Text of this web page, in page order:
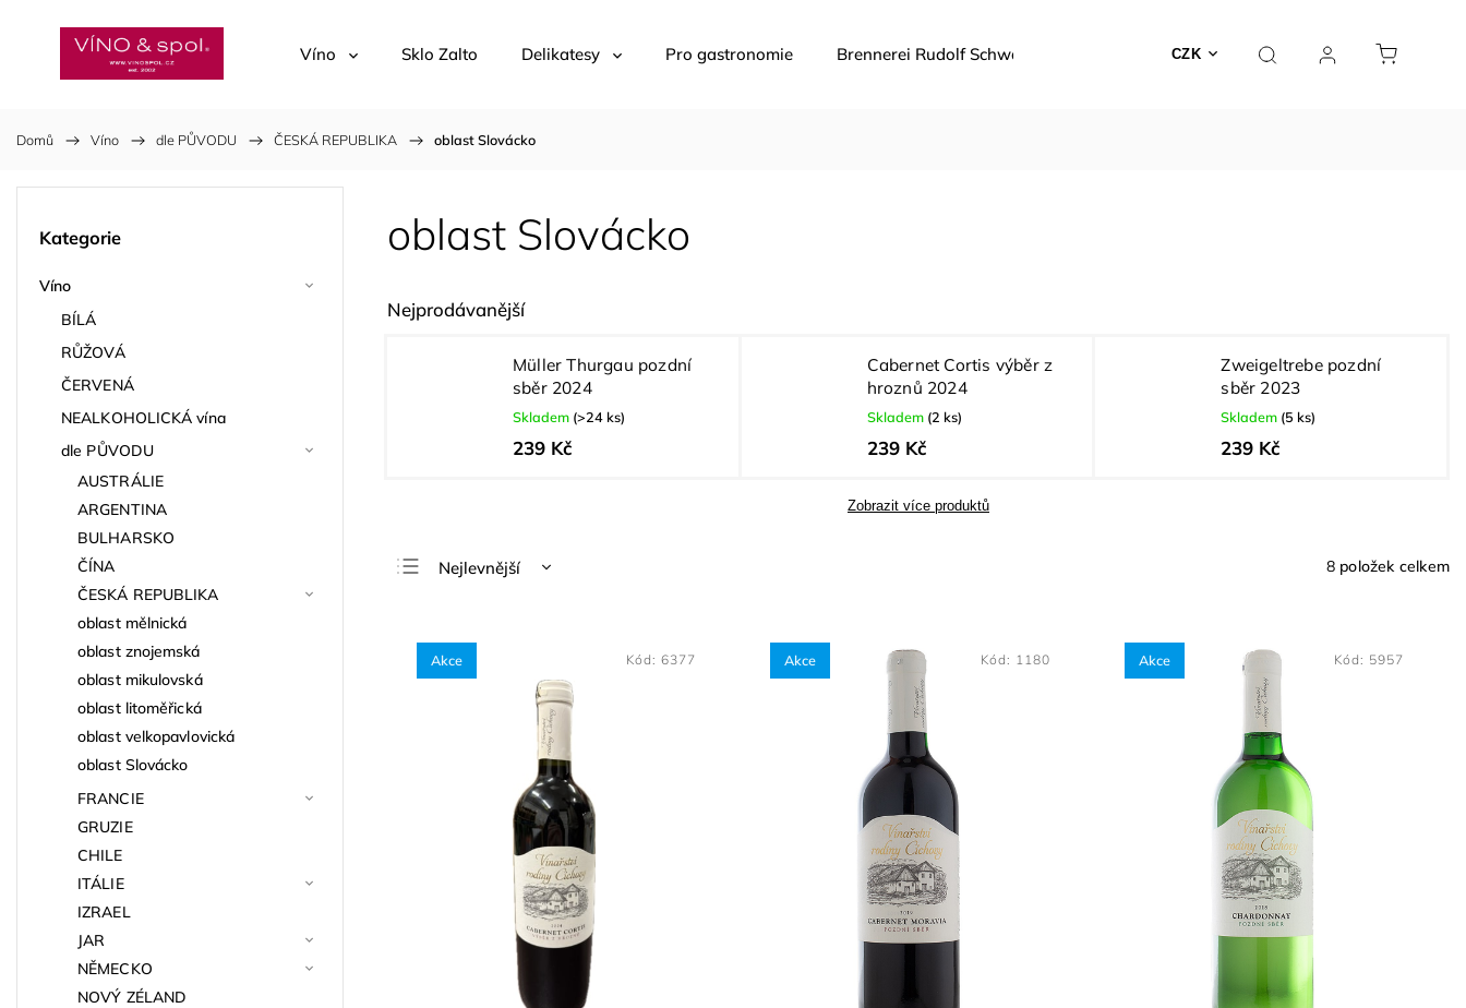
CZK
Víno Sklo Zalto Delikatesy Pro gastronomie Brennerei Rudolf Schwarzer Dárky a poukazy Kontakty
Domů / Víno / dle PŮVODU / ČESKÁ REPUBLIKA / oblast Slovácko
Kategorie
Víno
BÍLÁ
RŮŽOVÁ
ČERVENÁ
NEALKOHOLICKÁ vína
dle PŮVODU
AUSTRÁLIE
ARGENTINA
BULHARSKO
ČÍNA
ČESKÁ REPUBLIKA
oblast mělnická
oblast znojemská
oblast mikulovská
oblast litoměřická
oblast velkopavlovická
oblast Slovácko
FRANCIE
GRUZIE
CHILE
ITÁLIE
IZRAEL
JAR
NĚMECKO
NOVÝ ZÉLAND
oblast Slovácko
Nejprodávanější
Müller Thurgau pozdní
sběr 2024
Skladem (>24 ks)
239 Kč
Cabernet Cortis výběr z
hroznů 2024
Skladem (2 ks)
239 Kč
Zweigeltrebe pozdní
sběr 2023
Skladem (5 ks)
239 Kč
Zobrazit více produktů
Nejlevnější
Abecedně
8 položek celkem
Akce Kód:6377 Akce Kód: 1180 Akce Kód: 5957